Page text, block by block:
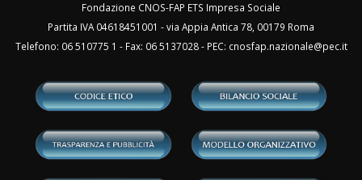
Fondazione CNOS-FAP ETS Impresa Sociale
Partita IVA 04618451001 - via Appia Antica 78, 00179 Roma
Telefono: 06 510775 1 - Fax: 06 5137028 - PEC: cnosfap.nazionale@pec.it